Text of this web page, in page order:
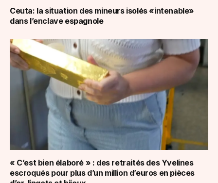
Ceuta: la situation des mineurs isolés «intenable»
dans l’enclave espagnole
« C’est bien élaboré » : des retraités des Yvelines
escroqués pour plus d’un million d’euros en pièces